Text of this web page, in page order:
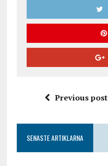
Previous post
SENASTE ARTIKLARNA